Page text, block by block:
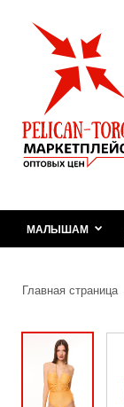
МАЛЫШАМ
Главная страница